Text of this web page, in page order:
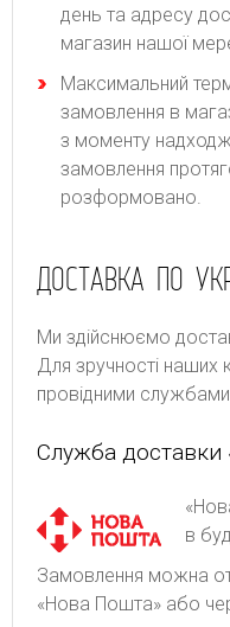
день та адресу
магазин нашої
Максимальний
замовлення в
з моменту
замовлення
розформовано.
ДОСТАВКА ПО
Ми здійснюємо
Для зручності наших
провідними
Служба
в
Замовлення можна
«Нова Пошта» або